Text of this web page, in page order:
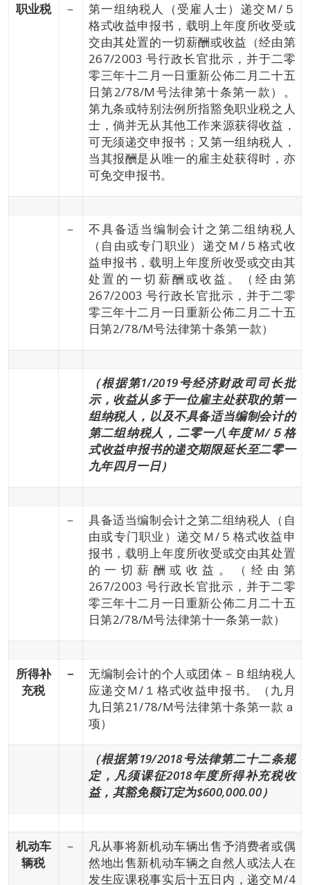
职业税 －
第一组纳税人（受雇人士）递交Ｍ/５
格式收益申报书，载明上年度所收受或
交由其处置的一切薪酬或收益（经由第
267/2003 号行政长官批示，并于二零
零三年十二月一日重新公佈二月二十五
日第2/78/M号法律第十条第一款）。
第九条或特别法例所指豁免职业税之人
士，倘并无从其他工作来源获得收益，
可无须递交申报书；又第一组纳税人，
当其报酬是从唯一的雇主处获得时，亦
可免交申报书。
－
不具备适当编制会计之第二组纳税人
（自由或专门职业）递交Ｍ/５格式收
益申报书，载明上年度所收受或交由其
处置的一切薪酬或收益。（经由第
267/2003 号行政长官批示，并于二零
零三年十二月一日重新公佈二月二十五
日第2/78/M号法律第十条第一款）
（根据第1/2019号经济财政司司长批
示，收益从多于一位雇主处获取的第一
组纳税人，以及不具备适当编制会计的
第二组纳税人，二零一八年度Ｍ/５格
式收益申报书的递交期限延长至二零一
九年四月一日）
－
具备适当编制会计之第二组纳税人（自
由或专门职业）递交Ｍ/５格式收益申
报书，载明上年度所收受或交由其处置
的一切薪酬或收益。（经由第
267/2003 号行政长官批示，并于二零
零三年十二月一日重新公佈二月二十五
日第2/78/M号法律第十一条第一款）
所得补
充税
－
无编制会计的个人或团体－Ｂ组纳税人
应递交Ｍ/１格式收益申报书。（九月
九日第21/78/M号法律第十条第一款ａ
项）
（根据第19/2018号法律第二十二条规
定， 凡须课征2018年度所得补充税收
益，其豁免额订定为$600,000.00）
机动车
辆税
－
凡从事将新机动车辆出售予消费者或偶
然地出售新机动车辆之自然人或法人在
发生应课税事实后十五日内，递交Ｍ/4